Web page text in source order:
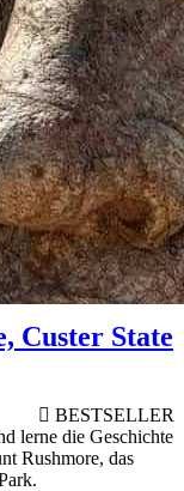
Custer State
BESTSELLER
lerne die Geschichte
Rushmore, das